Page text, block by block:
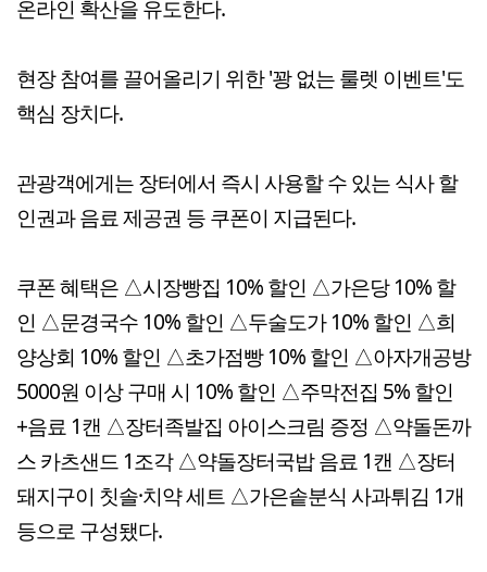
온라인 확산을 유도한다.
현장 참여를 끌어올리기 위한 '꽝 없는 룰렛 이벤트'도
핵심 장치다.
관광객에게는 장터에서 즉시 사용할 수 있는 식사 할
인권과 음료 제공권 등 쿠폰이 지급된다.
쿠폰 혜택은 △시장빵집 10% 할인 △가은당 10% 할
인 △문경국수 10% 할인 △두술도가 10% 할인 △희
양상회 10% 할인 △초가점빵 10% 할인 △아자개공방
5000원 이상 구매 시 10% 할인 △주막전집 5% 할인
+음료 1캔 △장터족발집 아이스크림 증정 △약돌돈까
스 카츠샌드 1조각 △약돌장터국밥 음료 1캔 △장터
돼지구이 칫솔·치약 세트 △가은솥분식 사과튀김 1개
등으로 구성됐다.